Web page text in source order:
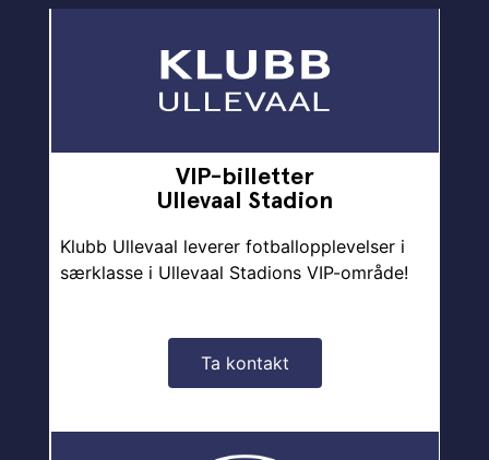
VIP-billetter
Ullevaal Stadion
Klubb Ullevaal leverer fotballopplevelser i
særklasse i Ullevaal Stadions VIP-område!
Ta kontakt